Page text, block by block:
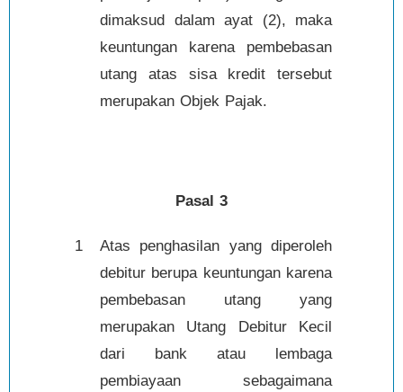
dimaksud dalam ayat (2), maka
keuntungan karena pembebasan
utang atas sisa kredit tersebut
merupakan Objek Pajak.
Pasal 3
1
Atas penghasilan yang diperoleh
debitur berupa keuntungan karena
pembebasan utang yang
merupakan Utang Debitur Kecil
dari bank atau lembaga
pembiayaan sebagaimana